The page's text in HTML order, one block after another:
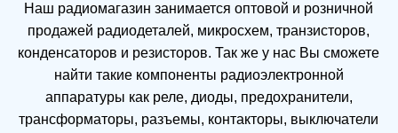
Наш радиомагазин занимается оптовой и розничной
продажей радиодеталей, микросхем, транзисторов,
конденсаторов и резисторов. Так же у нас Вы сможете
найти такие компоненты радиоэлектронной
аппаратуры как реле, диоды, предохранители,
трансформаторы, разъемы, контакторы, выключатели